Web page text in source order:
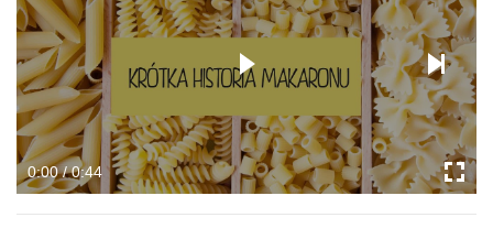
0:00 / 0:44